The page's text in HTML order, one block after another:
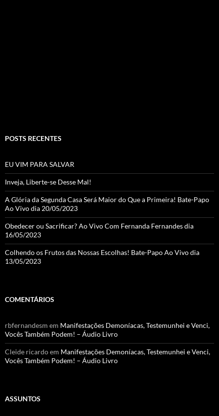
el
POSTS RECENTES
EU VIM PARA SALVAR
Inveja, Liberte-se Desse Mal!
A Glória da Segunda Casa Será Maior do Que a Primeira! Bate-Papo
Ao Vivo dia 20/05/2023
Obedecer ou Sacrificar? Ao Vivo Com Fernanda Fernandes dia
16/05/2023
Colhendo os Frutos das Nossas Escolhas! Bate-Papo Ao Vivo dia
13/05/2023
COMENTÁRIOS
rbfernandesm em Manifestações Demoníacas, Testemunhei e Venci,
Vocês Também Podem! – Áudio Livro
Cleide ricardoem Manifestações Demoníacas, Testemunhei e Venci,
Vocês Também Podem! – Áudio Livro
ASSUNTOS